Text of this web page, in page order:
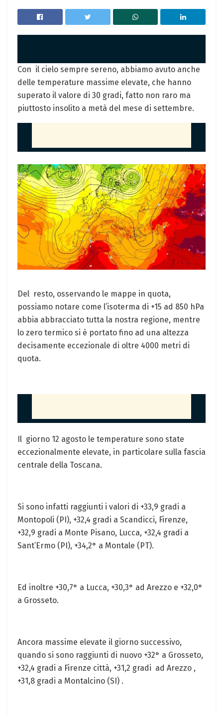
Con il cielo sempre sereno, abbiamo avuto anche
delle temperature massime elevate, che hanno
superato il valore di 30 gradi, fatto non raro ma
piuttosto insolito a metà del mese di settembre.
Del resto, osservando le mappe in quota,
possiamo notare come l’isoterma di +15 ad 850 hPa
abbia abbracciato tutta la nostra regione, mentre
lo zero termico si è portato fino ad una altezza
decisamente eccezionale di oltre 4000 metri di
quota.
Il giorno 12 agosto le temperature sono state
eccezionalmente elevate, in particolare sulla fascia
centrale della Toscana.
Si sono infatti raggiunti i valori di +33,9 gradi a
Montopoli (PI), +32,4 gradi a Scandicci, Firenze,
+32,9 gradi a Monte Pisano, Lucca, +32,4 gradi a
Sant’Ermo (PI), +34,2° a Montale (PT).
Ed inoltre +30,7° a Lucca, +30,3° ad Arezzo e +32,0°
a Grosseto.
Ancora massime elevate il giorno successivo,
quando si sono raggiunti di nuovo +32° a Grosseto,
+32,4 gradi a Firenze città, +31,2 gradi ad Arezzo ,
+31,8 gradi a Montalcino (SI) .